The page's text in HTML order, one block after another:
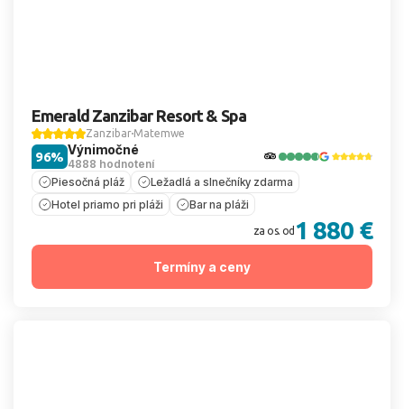
Emerald Zanzibar Resort & Spa
Zanzibar Matemwe
Výnimočné
4888 hodnotení
96%
Piesočná pláž
Ležadlá a slnečníky zdarma
Hotel priamo pri pláži
Bar na pláži
za os. od 1 880 €
Termíny a ceny